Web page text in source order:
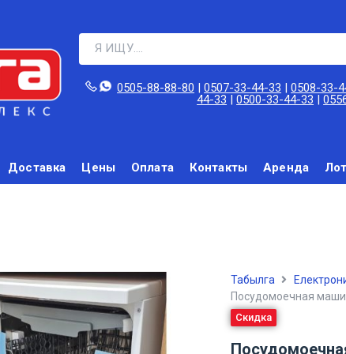
0505-88-88-80‬ |0507-33-44-33 |0508-33-
44-33 |0500-33-44-33 |
Доставка Цены Оплата Контакты Аренда
Табылга
Посудомоечная
Скидка